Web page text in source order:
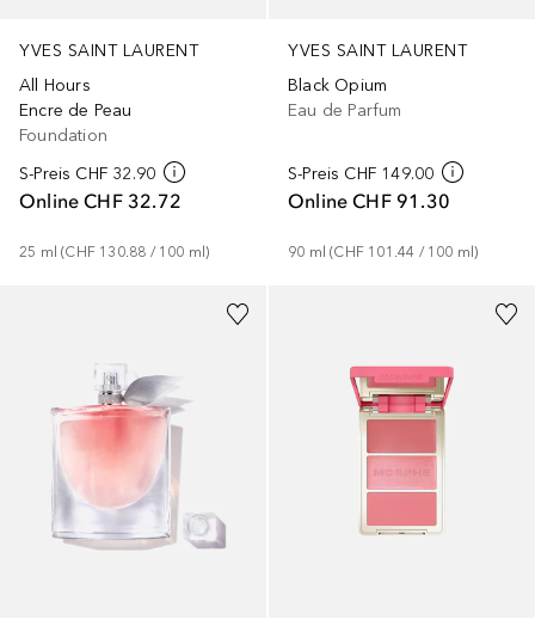
YVES SAINT LAURENT
All Hours
Encre de Peau
Foundation
S-Preis CHF 32.90
Online CHF 32.72
25 ml (CHF 130.88 / 100 ml)
YVES SAINT LAURENT
Black Opium
Eau de Parfum
S-Preis CHF 149.00
Online CHF 91.30
90 ml (CHF 101.44 / 100 ml)
+7